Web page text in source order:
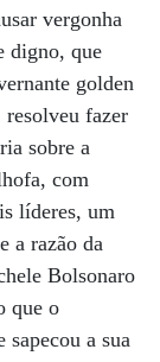
vergonha
digno, que
golden
resolveu fazer
sobre a
com
líderes, um
a razão da
Bolsonaro
que o
a sua